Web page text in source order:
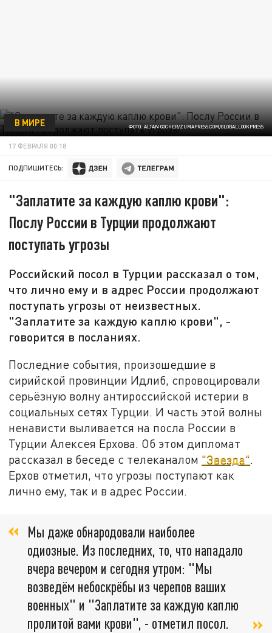
ФОТО: ALTAN GOCHER/ZUMAPRESS.COM/GLOBALLOOKPRESS
В МИРЕ
17 ФЕВРАЛЯ 00:18
ПОДПИШИТЕСЬ:
"Заплатите за каждую каплю крови":
Послу России в Турции продолжают
поступать угрозы
Российский посол в Турции рассказал о том,
что лично ему и в адрес России продолжают
поступать угрозы от неизвестных.
"Заплатите за каждую каплю крови", -
говорится в посланиях.
Последние события, произошедшие в
сирийской провинции Идлиб, спровоцировали
серьёзную волну антироссийской истерии в
социальных сетях Турции. И часть этой волны
ненависти выливается на посла России в
Турции Алексея Ерхова. Об этом дипломат
рассказал в беседе с телеканалом "Звезда".
Ерхов отметил, что угрозы поступают как
лично ему, так и в адрес России.
Мы даже обнародовали наиболее
одиозные. Из последних, то, что нападало
вчера вечером и сегодня утром: "Мы
возведём небоскрёбы из черепов ваших
военных" и "Заплатите за каждую каплю
пролитой вами крови", - отметил посол.